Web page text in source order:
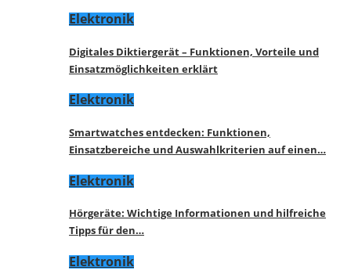
Elektronik
Digitales Diktiergerät – Funktionen, Vorteile und
Einsatzmöglichkeiten erklärt
Elektronik
Smartwatches entdecken: Funktionen,
Einsatzbereiche und Auswahlkriterien auf einen…
Elektronik
Hörgeräte: Wichtige Informationen und hilfreiche
Tipps für den…
Elektronik